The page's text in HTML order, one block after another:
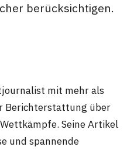
berücksichtigen.
mit mehr als
Berichterstattung über
Seine Artikel
und spannende